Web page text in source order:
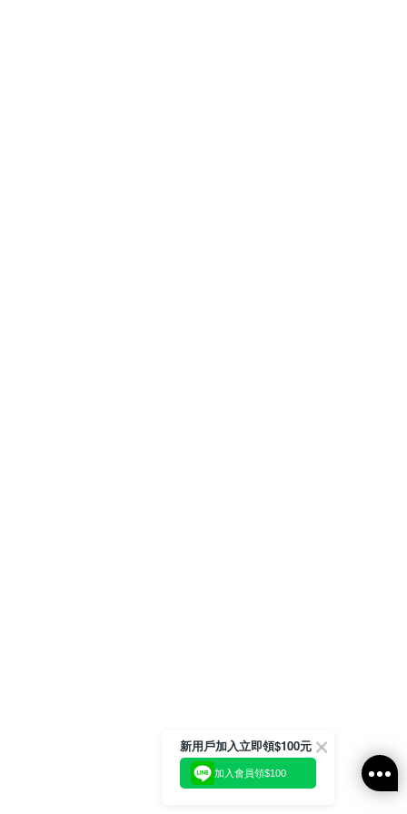
新用戶加入立即領$100元
加入會員領$100